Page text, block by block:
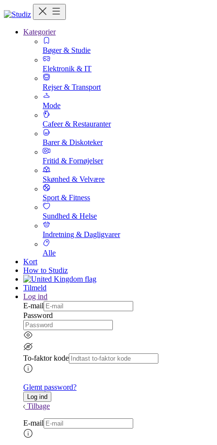
Kategorier
Bøger & Studie
Elektronik & IT
Rejser & Transport
Mode
Cafeer & Restauranter
Barer & Diskoteker
Fritid & Fornøjelser
Skønhed & Velvære
Sport & Fitness
Sundhed & Helse
Indretning & Dagligvarer
Alle
Kort
How to Studiz
Tilmeld
Log ind
E-mail
Password
To-faktor kode
Glemt password?
Tilbage
E-mail